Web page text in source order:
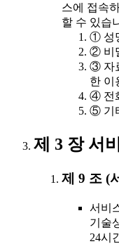
스에 접속
할 수 있습
① 성
② 비
③ 자
한 이
④ 전
⑤ 기
제 3 장 서
제 9 조 (
서비
기술
24시